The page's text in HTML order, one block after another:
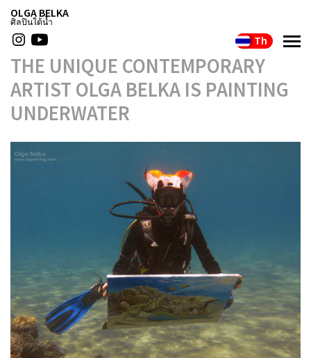
OLGA BELKA
ศิลปินใต้น้ำ
Th
THE UNIQUE CONTEMPORARY
ARTIST OLGA BELKA IS PAINTING
UNDERWATER